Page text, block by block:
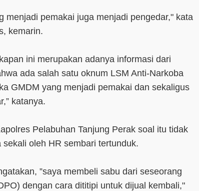
menjadi pemakai juga menjadi pengedar," kata
kemarin.
ini merupakan adanya informasi dari
ada salah satu oknum LSM Anti-Narkoba
GMDM yang menjadi pemakai dan sekaligus
katanya.
Pelabuhan Tanjung Perak soal itu tidak
sekali oleh HR sembari tertunduk.
”saya membeli sabu dari seseorang
dengan cara dititipi untuk dijual kembali,"